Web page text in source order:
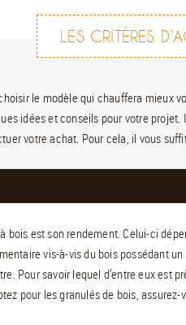
LES CRITÈRES
le modèle qui chauffera
idées et conseils pour votre
votre achat. Pour cela, il vous
bois est son rendement. Celui-ci
vis-à-vis du bois possédant
Pour savoir lequel d’entre eux
pour les granulés de bois,